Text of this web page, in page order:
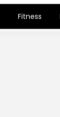
Fitness